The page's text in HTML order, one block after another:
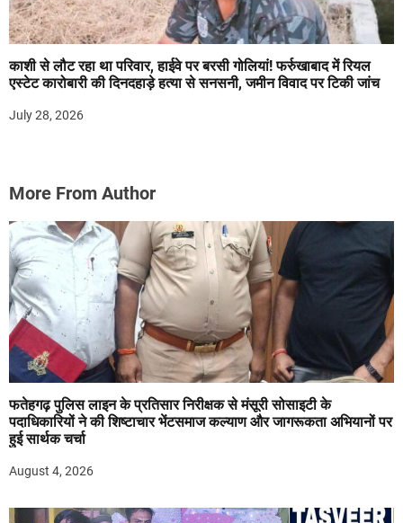
काशी से लौट रहा था परिवार, हाईवे पर बरसी गोलियां! फर्रुखाबाद में रियल
एस्टेट कारोबारी की दिनदहाड़े हत्या से सनसनी, जमीन विवाद पर टिकी जांच
July 28, 2026
More From Author
फतेहगढ़ पुलिस लाइन के प्रतिसार निरीक्षक से मंसूरी सोसाइटी के
पदाधिकारियों ने की शिष्टाचार भेंटसमाज कल्याण और जागरूकता अभियानों पर
हुई सार्थक चर्चा
August 4, 2026